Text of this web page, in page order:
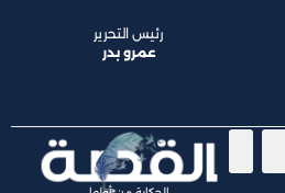
رئيس التحرير
عمرو بدر